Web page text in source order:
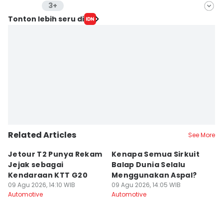
3+
Editor
Tonton lebih seru di
Related Articles See More
Jetour T2 Punya Rekam
Jejak sebagai
Kendaraan KTT G20
09 Agu 2026, 14:10 WIB
Automotive
Kenapa Semua Sirkuit
Balap Dunia Selalu
Menggunakan Aspal?
09 Agu 2026, 14:05 WIB
Automotive